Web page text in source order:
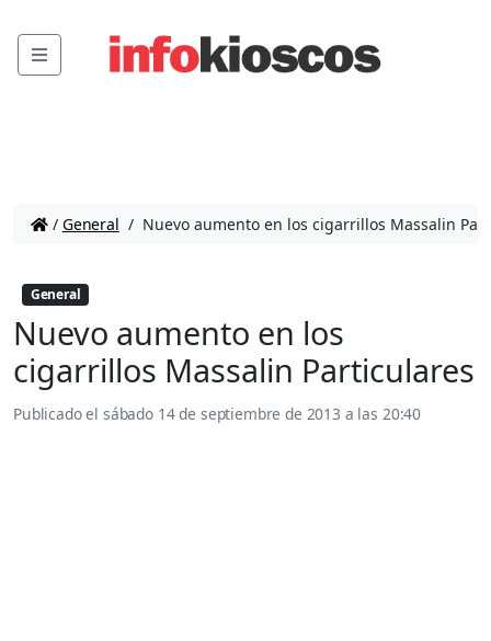
Menu
/ General / Nuevo aumento en los cigarrillos Massalin
General
Nuevo aumento en los
cigarrillos Massalin Particulares
Publicado el sábado 14 de septiembre de 2013 a las 20:40